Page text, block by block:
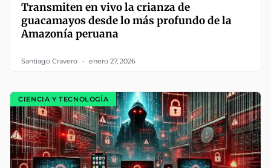
Transmiten en vivo la crianza de
guacamayos desde lo más profundo de la
Amazonía peruana
Santiago Cravero enero 27, 2026
CIENCIA Y TECNOLOGÍA